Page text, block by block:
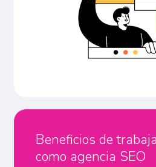
Beneficios de
como agencia SEO